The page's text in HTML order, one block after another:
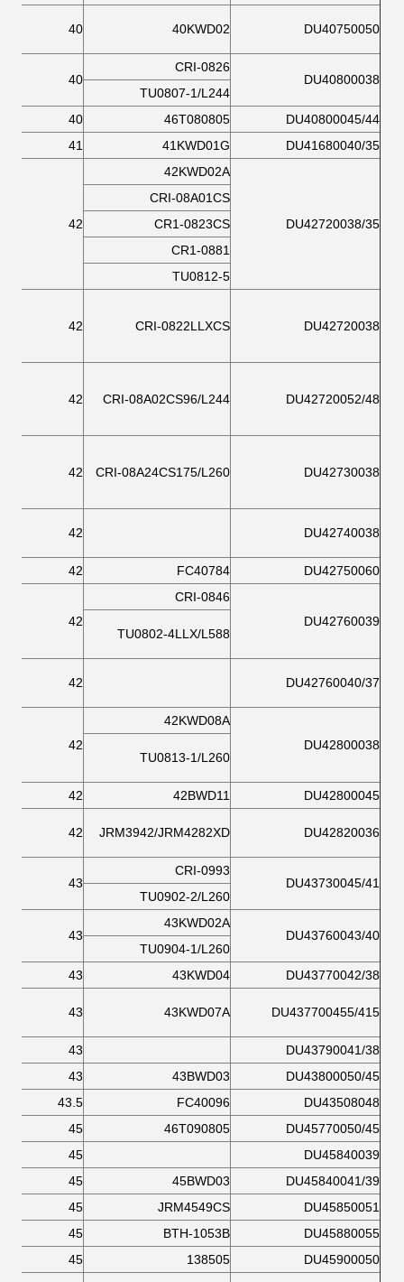
DU40750050
40KWD02
40
DU40800038
CRI-0826
40
TU0807-1/L244
DU40800045/44
46T080805
40
DU41680040/35
41KWD01G
41
DU42720038/35
42KWD02A
42
CRI-08A01CS
CR1-0823CS
CR1-0881
TU0812-5
DU42720038
CRI-0822LLXCS
42
DU42720052/48
CRI-08A02CS96/L244
42
DU42730038
CRI-08A24CS175/L260
42
DU42740038
42
DU42750060
FC40784
42
DU42760039
CRI-0846
42
TU0802-4LLX/L588
DU42760040/37
42
DU42800038
42KWD08A
42
TU0813-1/L260
DU42800045
42BWD11
42
DU42820036
JRM3942/JRM4282XD
42
DU43730045/41
CRI-0993
43
TU0902-2/L260
DU43760043/40
43KWD02A
43
TU0904-1/L260
DU43770042/38
43KWD04
43
DU437700455/415
43KWD07A
43
DU43790041/38
43
DU43800050/45
43BWD03
43
DU43508048
FC40096
43.5
DU45770050/45
46T090805
45
DU45840039
45
DU45840041/39
45BWD03
45
DU45850051
JRM4549CS
45
DU45880055
BTH-1053B
45
DU45900050
138505
45